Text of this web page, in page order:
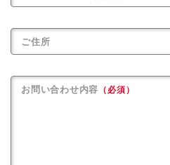
ご住所
お問い合わせ内容 （必須）